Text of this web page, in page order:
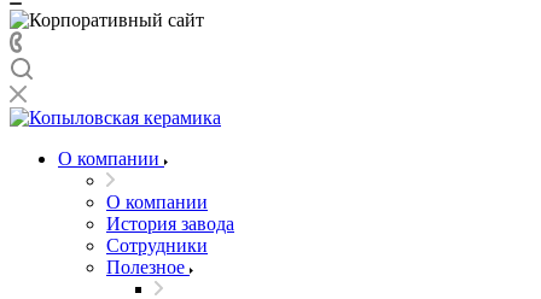
О компании
О компании
История завода
Сотрудники
Полезное